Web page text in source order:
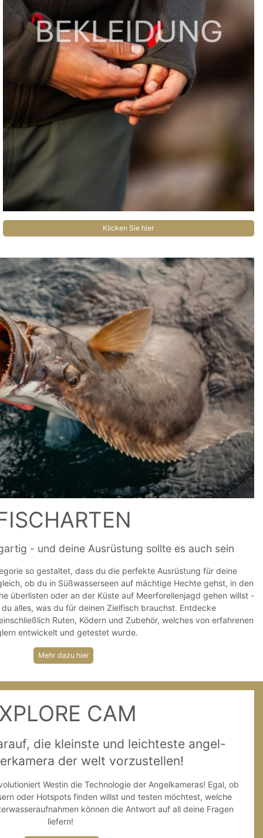
Klicken Sie hier
- und deine Ausrüstung sollte es auch sein
so gestaltet, dass du die perfekte Ausrüstung für deine
ob du in Süßwasserseen auf mächtige Hechte gehst, in den
überlisten oder an der Küste auf Meerforellenjagd gehen willst -
alles, was du für deinen Zielfisch brauchst. Entdecke
Ruten, Ködern und Zubehör, welches von erfahrenen
entwickelt und getestet wurde.
Mehr dazu hier
CAM
die kleinste und leichteste angel-
der welt vorzustellen!
Westin die Technologie der Angelkameras! Egal, ob
oder Hotspots finden willst und testen möchtest, welche
können die Antwort auf all deine Fragen
liefern!